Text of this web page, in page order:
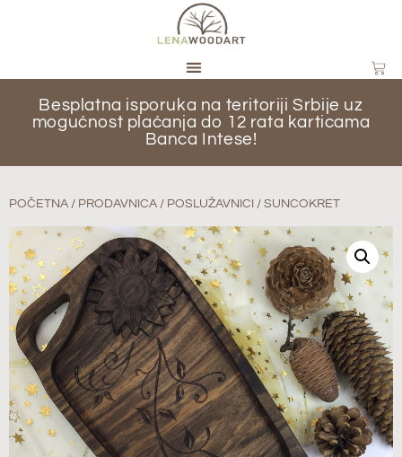
Besplatna isporuka na teritoriji Srbije uz
mogućnost plaćanja do 12 rata karticama
Banca Intese!
POČETNA / PRODAVNICA / POSLUŽAVNICI / SUNCOKRET